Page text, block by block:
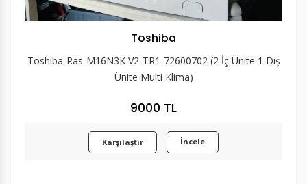
Toshiba
Toshiba-Ras-M16N3K V2-TR1-72600702 (2 İç Ünite 1 Dış
Ünite Multi Klima)
9000 TL
Karşılaştır İncele